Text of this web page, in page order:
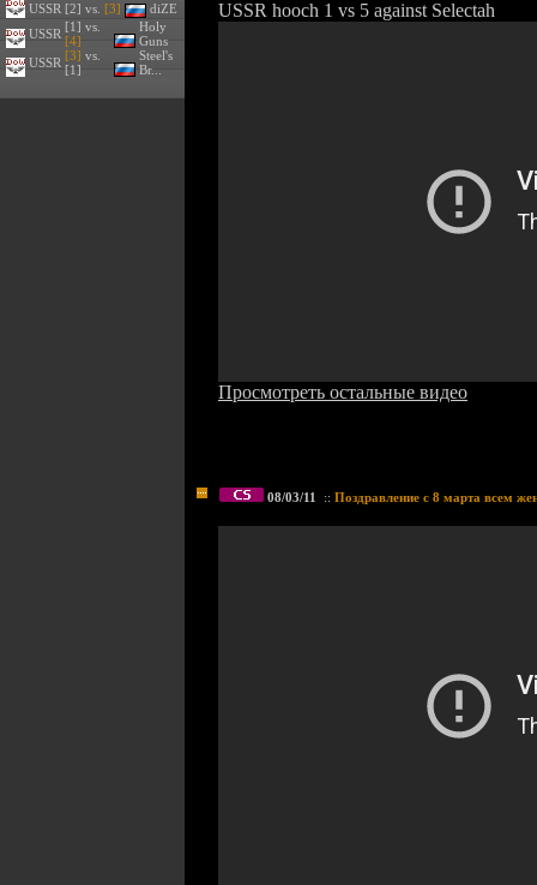
USSR [2] vs. [3]
diZE
USSR [1] vs.
[4]
Holy
Guns
USSR [3] vs.
[1]
Steel's
Br...
USSR hooch 1 vs 5 against Selectah
Просмотреть остальные видео
08/03/11 :: Поздравление с 8 марта всем